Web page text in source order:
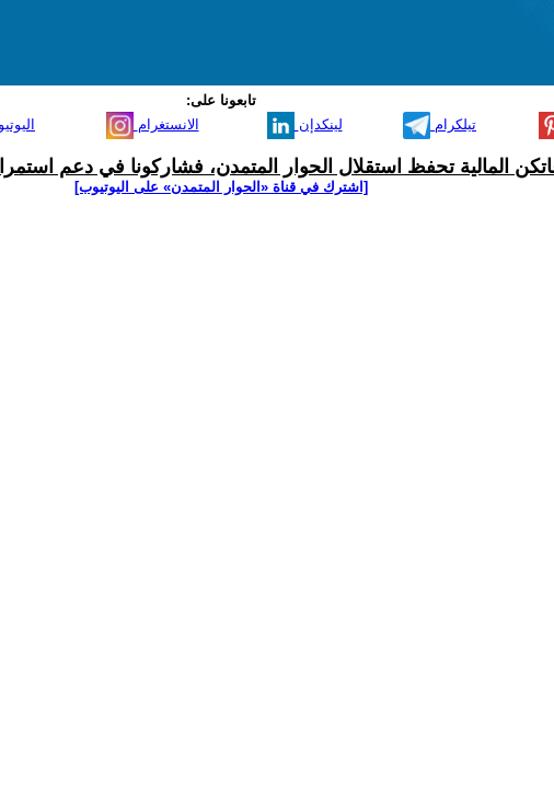
تابعونا على:
الانستغرام لينكدإن تيلكرام
المالية تحفظ استقلال الحوار المتمدن، فشاركونا في دعم
[اشترك في قناة ‫«الحوار المتمدن» على اليوتيوب]